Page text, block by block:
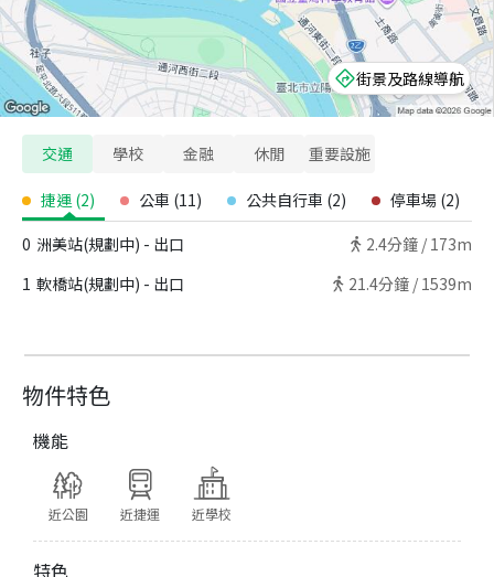
物件特色
機能
近公園 近捷運 近學校
特色
街景及路線導航
交通 學校 金融 休閒 重要設施
捷運 (2) 公車 (11) 公共自行車 (2) 停車場 (2)
0 洲美站(規劃中) - 出口 2.4分鐘 / 173m
1 軟橋站(規劃中) - 出口 21.4分鐘 / 1539m